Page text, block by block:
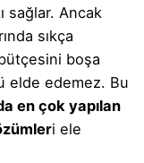
sağlar. Ancak
sıkça
boşa
elde edemez. Bu
en çok yapılan
i ele